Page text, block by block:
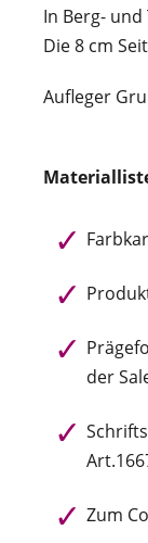
In Berg-
Die 8 cm
Aufleger
der
Zum